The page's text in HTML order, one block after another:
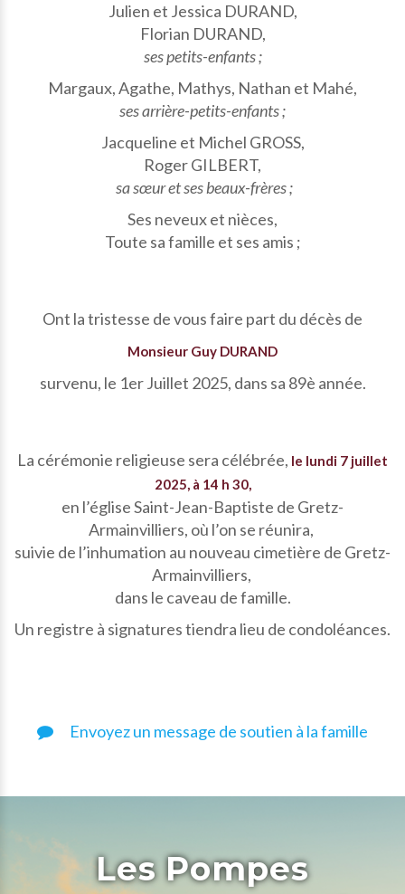
Julien et Jessica DURAND,
Florian DURAND,
ses petits-enfants ;
Margaux, Agathe, Mathys, Nathan et Mahé,
ses arrière-petits-enfants ;
Jacqueline et Michel GROSS,
Roger GILBERT,
sa sœur et ses beaux-frères ;
Ses neveux et nièces,
Toute sa famille et ses amis ;
Ont la tristesse de vous faire part du décès de
Monsieur Guy DURAND
survenu, le 1er Juillet 2025, dans sa 89è année.
La cérémonie religieuse sera célébrée, le lundi 7 juillet
2025, à 14 h 30,
en l’église Saint-Jean-Baptiste de Gretz-
Armainvilliers, où l’on se réunira,
suivie de l’inhumation au nouveau cimetière de Gretz-
Armainvilliers,
dans le caveau de famille.
Un registre à signatures tiendra lieu de condoléances.
Envoyez un message de soutien à la famille
Les Pompes